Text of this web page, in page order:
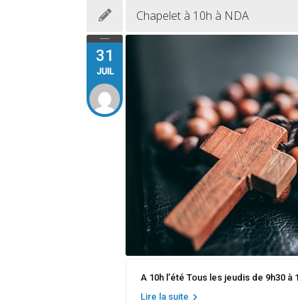
31
JUIL
Chapelet à 10h à NDA
A 10h l’été Tous les jeudis de 9h30
Lire la suite